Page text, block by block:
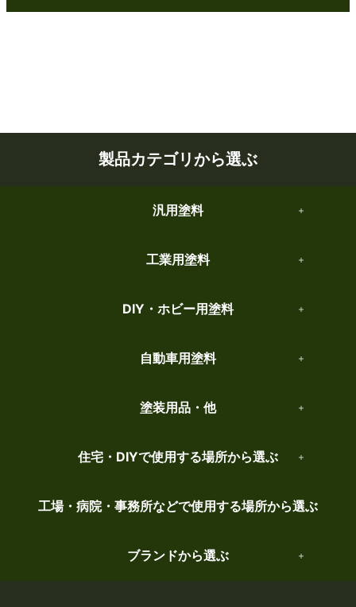
製品カテゴリから選ぶ
汎用塗料
工業用塗料
DIY・ホビー用塗料
自動車用塗料
塗装用品・他
住宅・DIYで使用する場所から選ぶ
工場・病院・事務所などで使用する場所から選ぶ
ブランドから選ぶ